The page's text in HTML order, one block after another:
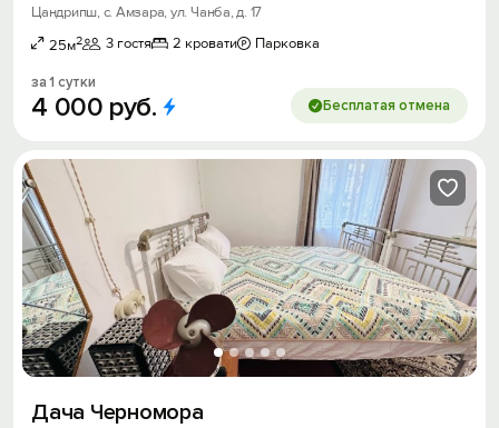
Цандрипш, с. Амзара, ул. Чанба, д. 17
25м2 3 гостя 2 кровати Парковка
за 1 сутки
4 000 руб. Бесплатая отмена
Дача Черномора